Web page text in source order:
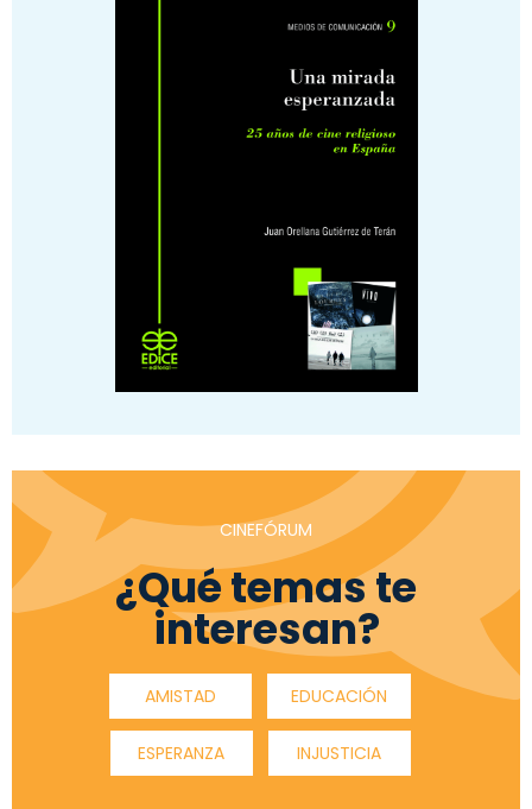
CINEFÓRUM
¿Qué temas te
interesan?
AMISTAD EDUCACIÓN
ESPERANZA INJUSTICIA